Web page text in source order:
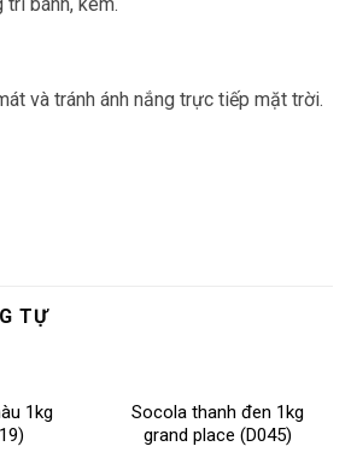
và tránh ánh nắng trực tiếp mặt trời.
TỰ
1kg
Socola thanh đen 1kg
grand place (D045)